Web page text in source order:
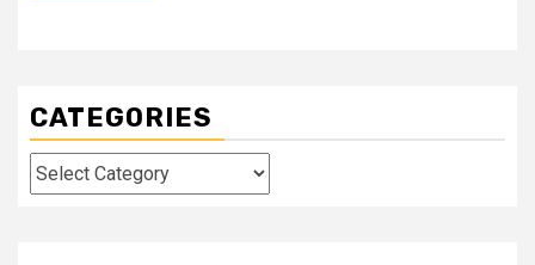
CATEGORIES
Categories